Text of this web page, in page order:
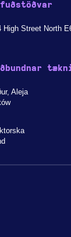
High Street North
Aleja